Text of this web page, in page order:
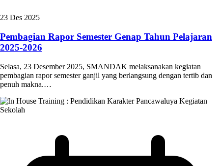
23 Des 2025
Pembagian Rapor Semester Genap Tahun Pelajaran
2025-2026
Selasa, 23 Desember 2025, SMANDAK melaksanakan kegiatan
pembagian rapor semester ganjil yang berlangsung dengan tertib dan
penuh makna.…
Kegiatan
Sekolah